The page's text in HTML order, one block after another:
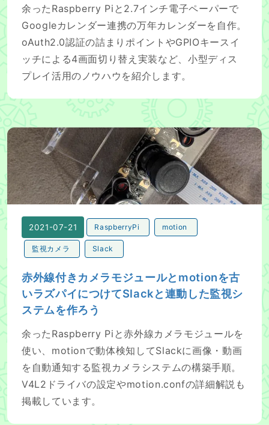
余ったRaspberry Piと2.7インチ電子ペーパーで
Googleカレンダー連携の万年カレンダーを自作。
oAuth2.0認証の詰まりポイントやGPIOキースイ
ッチによる4画面切り替え実装など、小型ディス
プレイ活用のノウハウを紹介します。
赤外線付きカメラモジュールとmotionを古いラズパイに
2021-07-21 RaspberryPi motion
監視カメラ Slack
赤外線付きカメラモジュールとmotionを古
いラズパイにつけてSlackと連動した監視シ
ステムを作ろう
余ったRaspberry Piと赤外線カメラモジュールを
使い、motionで動体検知してSlackに画像・動画
を自動通知する監視カメラシステムの構築手順。
V4L2ドライバの設定やmotion.confの詳細解説も
掲載しています。